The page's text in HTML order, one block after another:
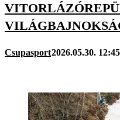
Csupasport2026.05.30. 12:45